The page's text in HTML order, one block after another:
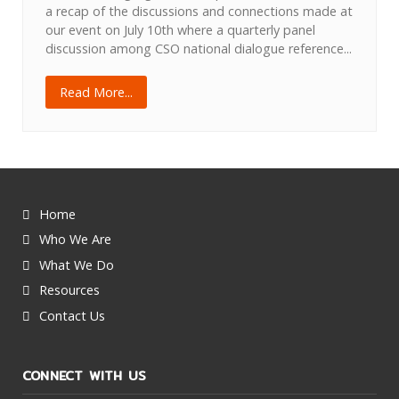
a recap of the discussions and connections made at
our event on July 10th where a quarterly panel
discussion among CSO national dialogue reference...
Read More...
Home
Who We Are
What We Do
Resources
Contact Us
CONNECT WITH US